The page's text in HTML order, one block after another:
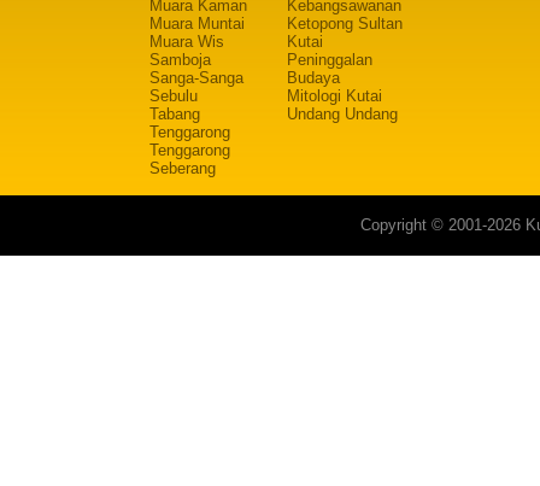
Muara Kaman
Muara Muntai
Muara Wis
Samboja
Sanga-Sanga
Sebulu
Tabang
Tenggarong
Tenggarong
Seberang
Kebangsawanan
Ketopong Sultan
Kutai
Peninggalan
Budaya
Mitologi Kutai
Undang Undang
Copyright © 2001-2026